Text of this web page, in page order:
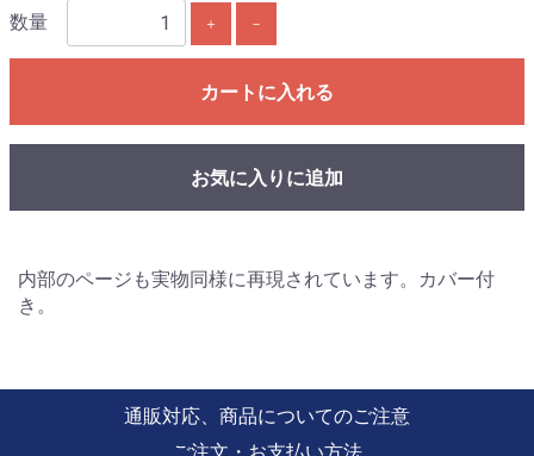
数量 ＋ －
カートに入れる
お気に入りに追加
内部のページも実物同様に再現されています。カバー付
き。
通販対応、商品についてのご注意